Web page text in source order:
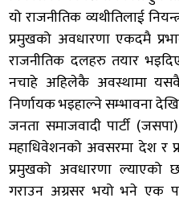
यो राजनीतिक व्यथीतिलाई
प्रमुखको अवधारणा एकदमै
राजनीतिक दलहरु तयार
नचाहे अहिलेकै अवस्थामा
निर्णायक भइहाल्ने सम्भावना
जनता समाजवादी पार्टी
महाधिवेशनको अवसरमा देश र
प्रमुखको अवधारणा ल्याएको
गराउन अग्रसर भयो भने एक